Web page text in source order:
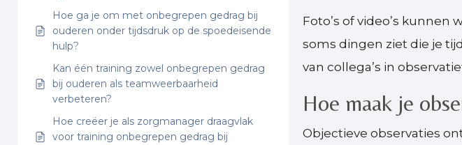
Hoe ga je om met onbegrepen gedrag bij
ouderen onder tijdsdruk op de spoedeisende
hulp?
Kan één training zowel onbegrepen gedrag
bij ouderen als teamweerbaarheid
verbeteren?
Hoe creëer je als zorgmanager draagvlak
voor training onbegrepen gedrag bij
Foto’s of video’s
soms dingen ziet die je
van collega’s in
Hoe maak je
Objectieve observaties